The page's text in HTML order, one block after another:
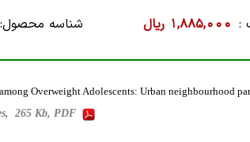
: 1,885,000 ریال شناسه محصول:
Overweight Adolescents: Urban neighbourhood
265 Kb, PDF